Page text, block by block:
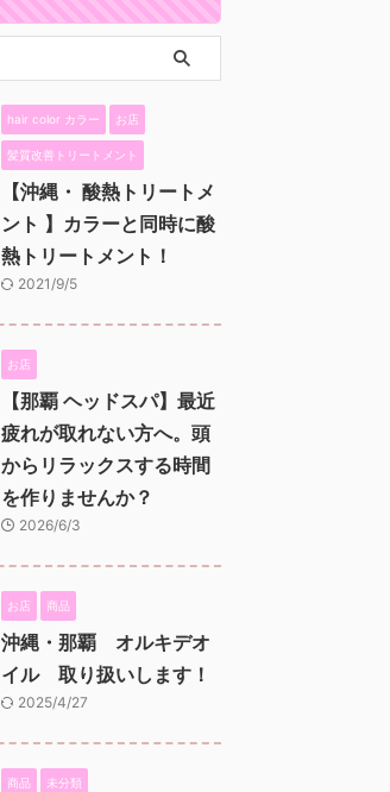
hair color カラー お店
髪質改善トリートメント
【沖縄・ 酸熱トリートメ
ント 】カラーと同時に酸
熱トリートメント！
2021/9/5
お店
【那覇 ヘッドスパ】最近
疲れが取れない方へ。頭
からリラックスする時間
を作りませんか？
2026/6/3
お店 商品
沖縄・那覇 オルキデオ
イル 取り扱いします！
2025/4/27
商品 未分類